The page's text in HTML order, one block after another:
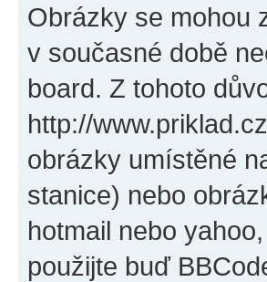
Obrázky se mohou
v současné době
board. Z tohoto
http://
obrázky umístěné
stanice) nebo
hotmail nebo
použijte buď